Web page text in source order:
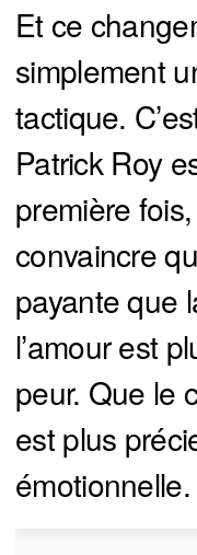
Et ce
simplement
tactique.
Patrick Roy
première
convaincre
payante que
l’amour est
peur. Que le
est plus
émotionnelle.